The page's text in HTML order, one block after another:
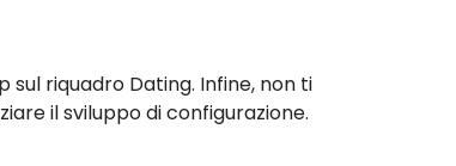
riquadro Dating. Infine, non ti
il sviluppo di configurazione.